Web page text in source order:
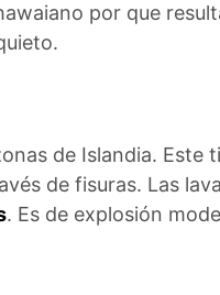
por que
de Islandia.
de fisuras. Las
. Es de explosión